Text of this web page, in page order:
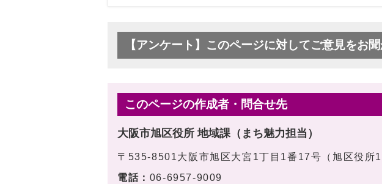
【アンケート】このページに対してご意見をお
このページの作成者・問合せ先
大阪市旭区役所 地域課（まち魅力担当）
〒535-8501大阪市旭区大宮1丁目1番17号（旭区役所1
電話： 06-6957-9009